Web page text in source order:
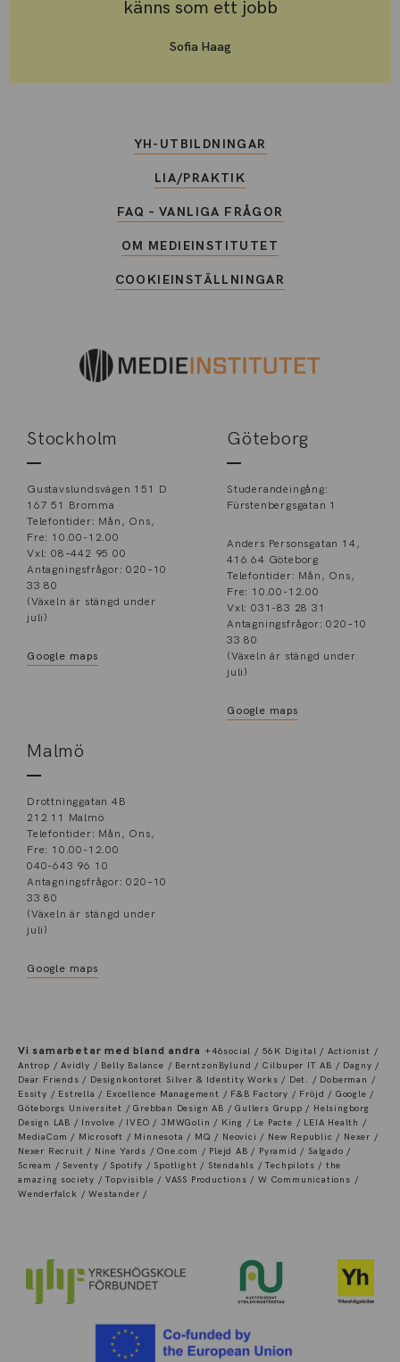
känns som ett jobb
Sofia Haag
YH-UTBILDNINGAR
LIA/PRAKTIK
FAQ – VANLIGA FRÅGOR
OM MEDIEINSTITUTET
COOKIEINSTÄLLNINGAR
Stockholm
Gustavslundsvägen 151 D
167 51 Bromma
Telefontider: Mån, Ons,
Fre: 10.00-12.00
Vxl: 08–442 95 00
Antagningsfrågor: 020–10
33 80
(Växeln är stängd under
juli)
Google maps
Göteborg
Studerandeingång:
Fürstenbergsgatan 1
Anders Personsgatan 14,
416 64 Göteborg
Telefontider: Mån, Ons,
Fre: 10.00-12.00
Vxl: 031-83 28 31
Antagningsfrågor: 020–10
33 80
(Växeln är stängd under
juli)
Google maps
Malmö
Drottninggatan 4B
212 11 Malmö
Telefontider: Mån, Ons,
Fre: 10.00-12.00
040-643 96 10
Antagningsfrågor: 020–10
33 80
(Växeln är stängd under
juli)
Google maps
Vi samarbetar med bland andra +46social / 56K Digital / Actionist /
Antrop / Avidly / Belly Balance / BerntzonBylund / Cilbuper IT AB / Dagny /
Dear Friends / Designkontoret Silver & Identity Works / Det. / Doberman /
Essity / Estrella / Excellence Management / F&B Factory / Fröjd / Google /
Göteborgs Universitet / Grebban Design AB / Gullers Grupp / Helsingborg
Design LAB / Involve / IVEO / JMWGolin / King / Le Pacte / LEIA Health /
MediaCom / Microsoft / Minnesota / MQ / Neovici / New Republic / Nexer /
Nexer Recruit / Nine Yards / One.com / Plejd AB / Pyramid / Salgado /
Scream / Seventy / Spotify / Spotlight / Stendahls / Techpilots / the
amazing society / Topvisible / VASS Productions / W Communications /
Wenderfalck / Westander /